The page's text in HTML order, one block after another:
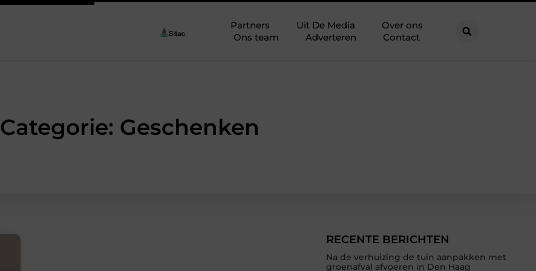
Partners Uit De Media
Over ons
Ons team
Adverteren Contact
Categorie: Geschenken
RECENTE BERICHTEN
Na de verhuizing de tuin aanpakken met
groenafval afvoeren in Den Haag